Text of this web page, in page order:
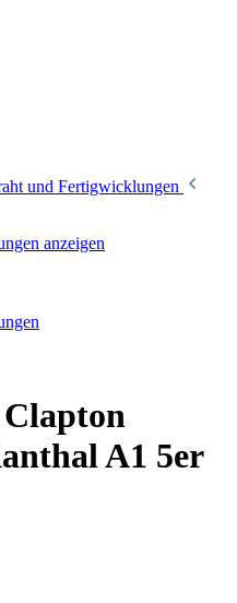
und Fertigwicklungen
anzeigen
A1 5er